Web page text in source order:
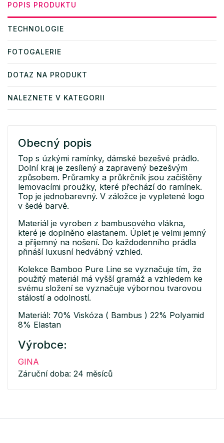
POPIS PRODUKTU
TECHNOLOGIE
FOTOGALERIE
DOTAZ NA PRODUKT
NALEZNETE V KATEGORII
Obecný popis
Top s úzkými ramínky, dámské bezešvé prádlo.
Dolní kraj je zesílený a zapravený bezešvým
způsobem. Průramky a průkrčník jsou začištěny
lemovacími proužky, které přechází do ramínek.
Top je jednobarevný. V záložce je vypletené logo
v šedé barvě.
Materiál je vyroben z bambusového vlákna,
které je doplněno elastanem. Úplet je velmi jemný
a příjemný na nošení. Do každodenního prádla
přináší luxusní hedvábný vzhled.
Kolekce Bamboo Pure Line se vyznačuje tím, že
použitý materiál má vyšší gramáž a vzhledem ke
svému složení se vyznačuje výbornou tvarovou
stálostí a odolností.
Materiál: 70% Viskóza ( Bambus ) 22% Polyamid
8% Elastan
Výrobce:
GINA
Záruční doba: 24 měsíců